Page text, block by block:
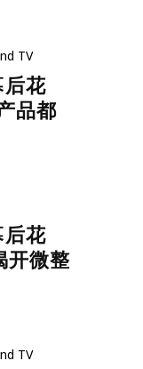
TV
花
品都
花
开微整
TV